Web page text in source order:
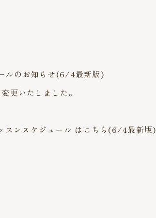
ルのお知らせ(6/4最新版)
更いたしました。
スンスケジュール はこちら(6/4最新版)